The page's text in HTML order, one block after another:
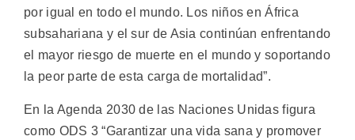
por igual en todo el mundo. Los niños en África
subsahariana y el sur de Asia continúan enfrentando
el mayor riesgo de muerte en el mundo y soportando
la peor parte de esta carga de mortalidad”.
En la Agenda 2030 de las Naciones Unidas figura
como ODS 3 “Garantizar una vida sana y promover